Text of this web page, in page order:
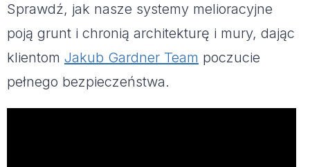
Sprawdź, jak nasze systemy melioracyjne
poją grunt i chronią architekturę i mury, dając
klientom Jakub Gardner Team poczucie
pełnego bezpieczeństwa.